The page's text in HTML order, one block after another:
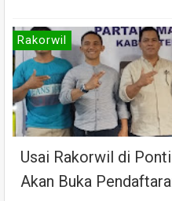
Rakorwil
Usai Rakorwil di
Akan Buka